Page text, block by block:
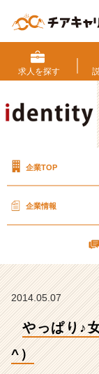
求人を探す
企業TOP
企業情報
2014.05.07
やっぱり♪
^）